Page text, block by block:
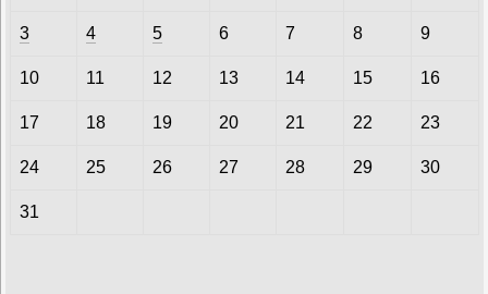
3 4 5 6 7 8 9
10 11 12 13 14 15 16
17 18 19 20 21 22 23
24 25 26 27 28 29 30
31